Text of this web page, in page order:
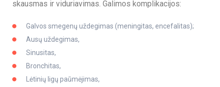
skausmas ir viduriavimas. Galimos komplikacijos:
Galvos smegenų uždegimas (meningitas, encefalitas);
Ausų uždegimas,
Sinusitas,
Bronchitas,
Lėtinių ligų paūmėjimas,